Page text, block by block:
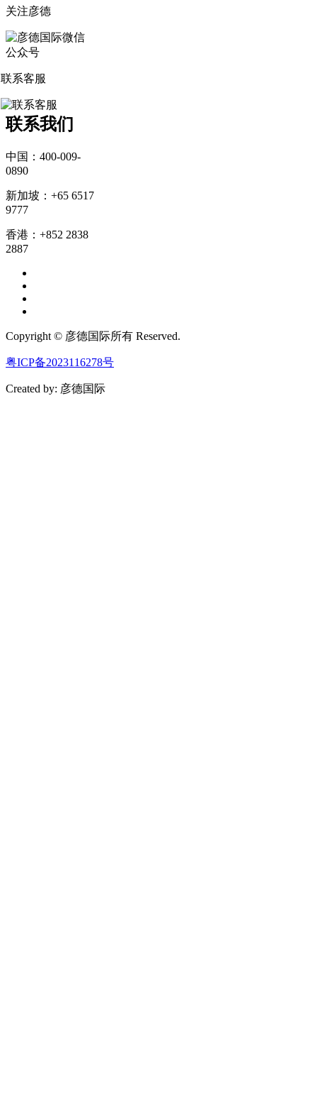
关注彦德
联系客服
联系我们
中国：400-009-
0890
新加坡：+65 6517
9777
香港：+852 2838
2887
Copyright © 彦德国际所有 Reserved.
粤ICP备2023116278号
Created by: 彦德国际